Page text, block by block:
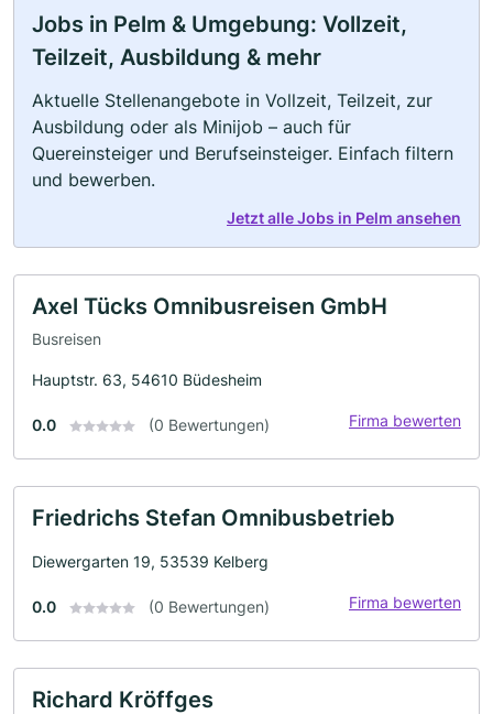
Jobs in Pelm & Umgebung: Vollzeit,
Teilzeit, Ausbildung & mehr
Aktuelle Stellenangebote in Vollzeit, Teilzeit, zur
Ausbildung oder als Minijob – auch für
Quereinsteiger und Berufseinsteiger. Einfach filtern
und bewerben.
Jetzt alle Jobs in Pelm ansehen
Axel Tücks Omnibusreisen GmbH
Busreisen
Hauptstr. 63, 54610 Büdesheim
0.0 (0 Bewertungen) Firma bewerten
Friedrichs Stefan Omnibusbetrieb
Diewergarten 19, 53539 Kelberg
0.0 (0 Bewertungen) Firma bewerten
Richard Kröffges